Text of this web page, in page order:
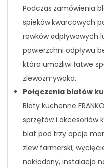
Podczas zamówienia
spieków kwarcowych
rowków odpływowych
powierzchni odpływu
która umożliwi łatwe
zlewozmywaka.
Połączenia blatów
Blaty kuchenne
sprzętów i akcesoriów
blat pod trzy opcje
zlew farmerski,
nakładany, instalacja